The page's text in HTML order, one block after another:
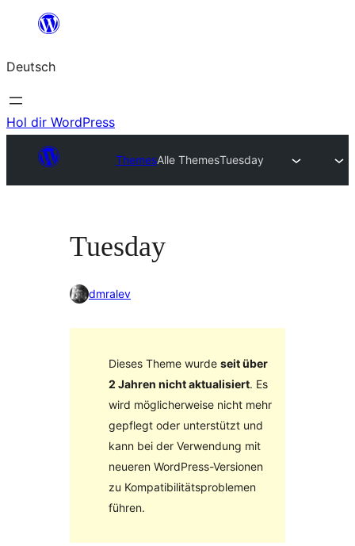
springen
Deutsch
Hol dir WordPress
ThemesAlle ThemesTuesday
Tuesday
dmralev
Dieses Theme wurde seit über
2 Jahren nicht aktualisiert. Es
wird möglicherweise nicht mehr
gepflegt oder unterstützt und
kann bei der Verwendung mit
neueren WordPress-Versionen
zu Kompatibilitätsproblemen
führen.